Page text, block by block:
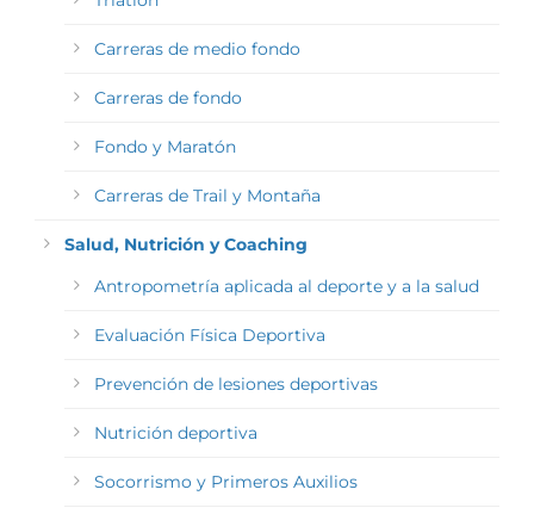
Carreras de medio fondo
Carreras de fondo
Fondo y Maratón
Carreras de Trail y Montaña
Salud, Nutrición y Coaching
Antropometría aplicada al deporte y a la salud
Evaluación Física Deportiva
Prevención de lesiones deportivas
Nutrición deportiva
Socorrismo y Primeros Auxilios